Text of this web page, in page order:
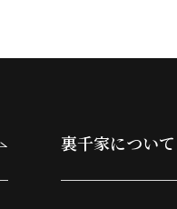
裏千家について